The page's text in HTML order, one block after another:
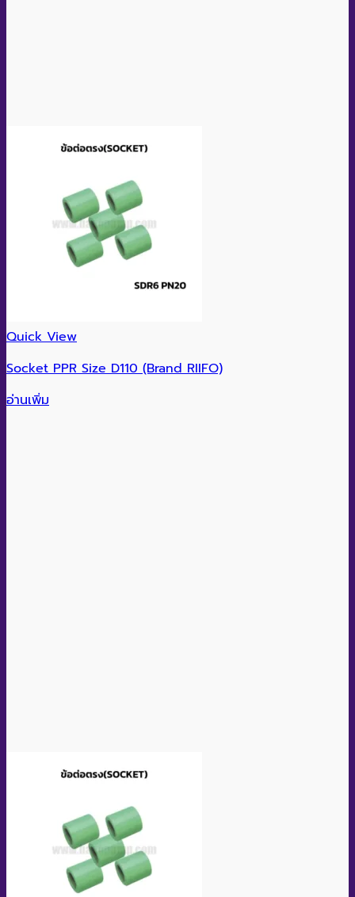
Quick View
Socket PPR Size D110 (Brand RIIFO)
อ่านเพิ่ม